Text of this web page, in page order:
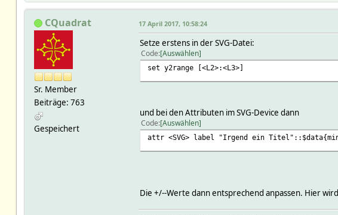
CQuadrat
Sr. Member
Beiträge: 763
Gespeichert
17 April 2017, 10:58:24
Setze erstens in der SVG-Datei:
Code Auswählen
set y2range [<L2>:<L3>]
und bei den Attributen im SVG-Device dann
Code Auswählen
attr <SVG> label "Irgend ein
Die +/--Werte dann entsprechend anpassen. Hier